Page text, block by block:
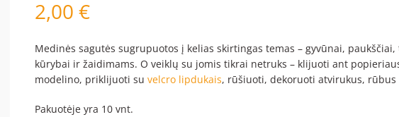
2,00 €
Medinės sagutės sugrupuotos į kelias skirtingas temas – gyvūnai,
kūrybai ir žaidimams. O veiklų su jomis tikrai netruks – klijuoti ant
modelino, priklijuoti su velcro lipdukais, rūšiuoti, dekoruoti atvirukus,
Pakuotėje yra 10 vnt.